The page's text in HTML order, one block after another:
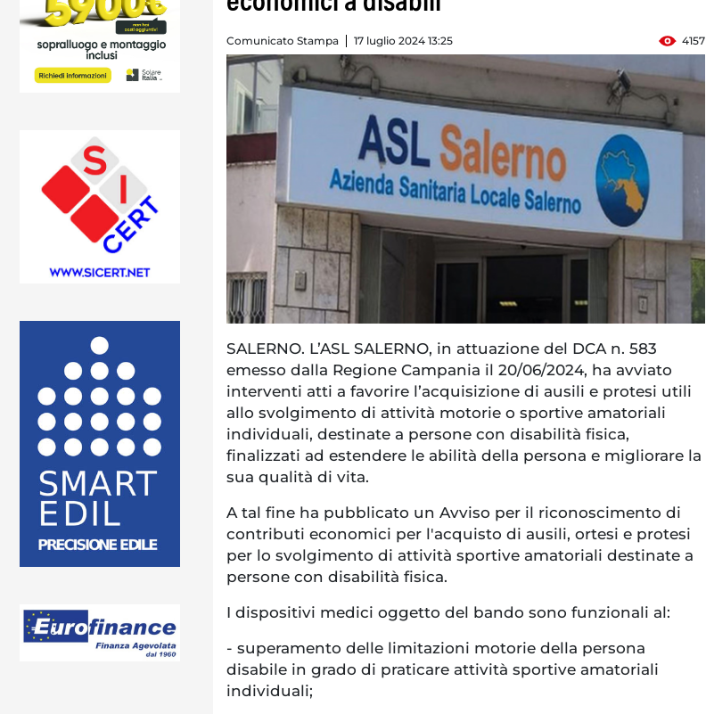
Comunicato Stampa 17 luglio 2024 13:25 4157
SALERNO. L’ASL SALERNO, in attuazione del DCA n. 583
emesso dalla Regione Campania il 20/06/2024, ha avviato
interventi atti a favorire l’acquisizione di ausili e protesi utili
allo svolgimento di attività motorie o sportive amatoriali
individuali, destinate a persone con disabilità fisica,
finalizzati ad estendere le abilità della persona e migliorare la
sua qualità di vita.
A tal fine ha pubblicato un Avviso per il riconoscimento di
contributi economici per l'acquisto di ausili, ortesi e protesi
per lo svolgimento di attività sportive amatoriali destinate a
persone con disabilità fisica.
I dispositivi medici oggetto del bando sono funzionali al:
- superamento delle limitazioni motorie della persona
disabile in grado di praticare attività sportive amatoriali
individuali;